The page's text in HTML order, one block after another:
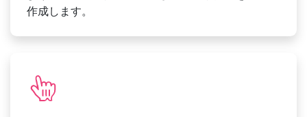
作成します。